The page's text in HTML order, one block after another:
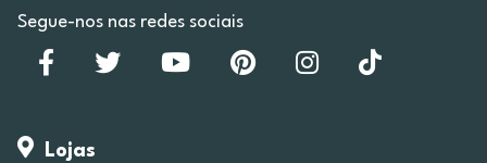
Segue-nos nas redes sociais
Lojas